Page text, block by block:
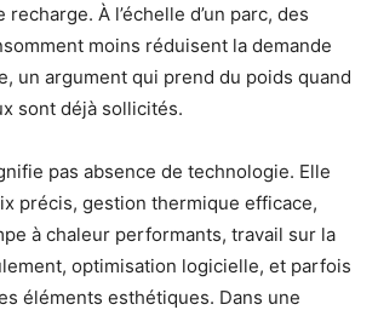
recharge. À l’échelle d’un parc, des
moins réduisent la demande
un argument qui prend du poids quand
sont déjà sollicités.
pas absence de technologie. Elle
précis, gestion thermique efficace,
à chaleur performants, travail sur la
optimisation logicielle, et parfois
éléments esthétiques. Dans une